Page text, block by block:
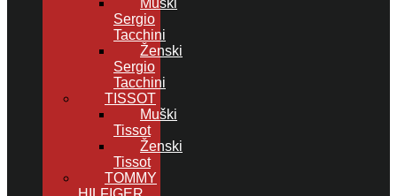
Muški
Sergio
Tacchini
Ženski
Sergio
Tacchini
TISSOT
Muški
Tissot
Ženski
Tissot
TOMMY